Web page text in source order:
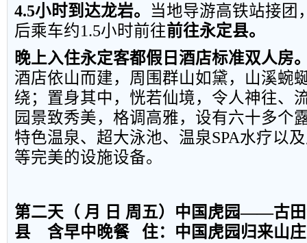
4.5小时到达龙岩。
当地导游高铁站接团
后乘车约1.5小时前往前往永定县。
晚上入住永定客都假日酒店标准双人房
酒店依山而建，周围群山如黛，山溪蜿
绕；置身其中，恍若仙境，令人神往、
园景致秀美，格调高雅，设有六十多个
特色温泉、超大泳池、温泉SPA水疗以
等完美的设施设备。
第二天（ 月 日 周五）中国虎园——古
县
含早中晚餐
住：中国虎园归来山庄